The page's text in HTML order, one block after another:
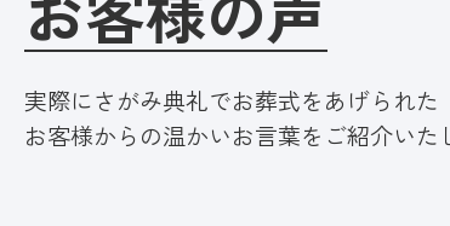
実際にさがみ典礼でお葬式をあげられた
お客様からの温かいお言葉をご紹介いた